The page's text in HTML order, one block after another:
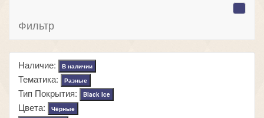
Фильтр
Наличие: В наличии
Тематика: Разные
Тип Покрытия: Black Ice
Цвета:
Чёрные